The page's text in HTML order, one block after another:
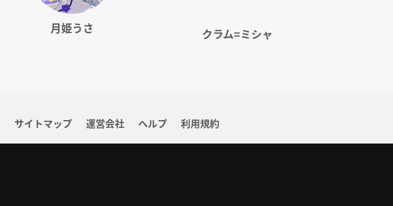
月姫うさ クラム=ミシャ
サイトマップ 運営会社 ヘルプ 利用規約